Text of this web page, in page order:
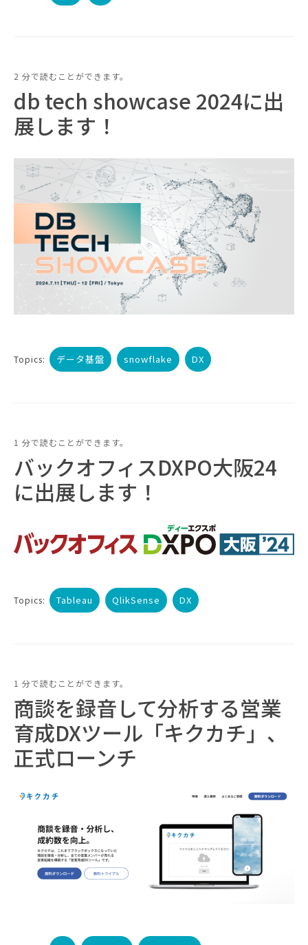
2 分で読むことができます。
db tech showcase 2024に出
展します！
Topics: データ基盤 snowflake DX
1 分で読むことができます。
バックオフィスDXPO大阪24
に出展します！
Topics: Tableau QlikSense DX
1 分で読むことができます。
商談を録音して分析する営業
育成DXツール「キクカチ」、
正式ローンチ